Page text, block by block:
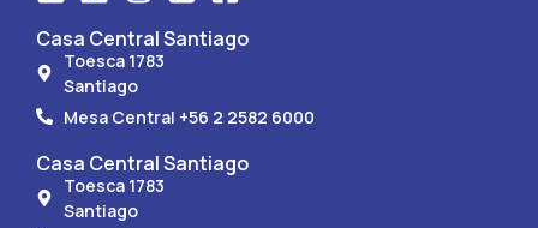
Casa Central Santiago
Toesca 1783
Santiago
Mesa Central +56 2 2582 6000
Casa Central Santiago
Toesca 1783
Santiago